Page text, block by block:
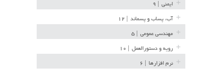
ایمنی
آب، پساب و پسماند
مهندسی عمومی
رویه و دستورالعمل
نرم افزارها